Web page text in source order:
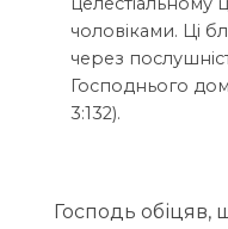
чоловіками. Ці
через
Господнього
3:132).
Господь обіцяв,